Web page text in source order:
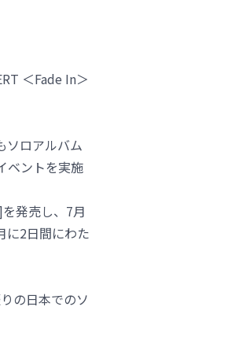
＜Fade In＞
ソロアルバム
ベントを実施
発売し、7月
に2日間にわた
の日本でのソ